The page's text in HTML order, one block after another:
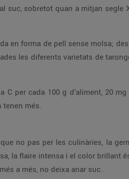
suc, sobretot quan a mitjan segle
en forma de pell sense molsa;
les diferents varietats de
per cada 100 g d’aliment, 20
tenen més.
no pas per les culinàries, la
la flaire intensa i el color brillant
a més, no deixa anar suc.